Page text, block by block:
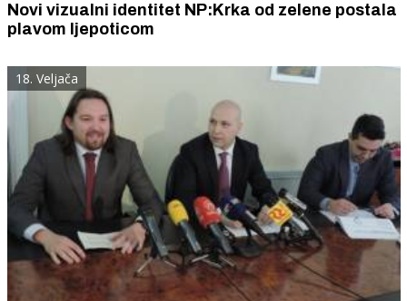
Novi vizualni identitet NP:Krka od zelene postala
plavom ljepoticom
18. Veljača